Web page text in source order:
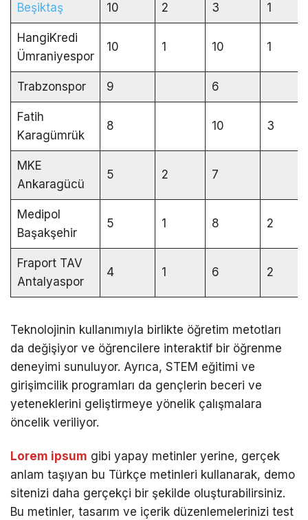
Beşiktaş 10 2 3 1
HangiKredi
Ümraniyespor
10 1 10 1
Trabzonspor 9 6
Fatih
Karagümrük
8 10 3
MKE
Ankaragücü
5 2 7
Medipol
Başakşehir
5 1 8 2
Fraport TAV
Antalyaspor
4 1 6 2
Teknolojinin kullanımıyla birlikte öğretim metotları
da değişiyor ve öğrencilere interaktif bir öğrenme
deneyimi sunuluyor. Ayrıca, STEM eğitimi ve
girişimcilik programları da gençlerin beceri ve
yeteneklerini geliştirmeye yönelik çalışmalara
öncelik veriliyor.
Lorem ipsum gibi yapay metinler yerine, gerçek
anlam taşıyan bu Türkçe metinleri kullanarak, demo
sitenizi daha gerçekçi bir şekilde oluşturabilirsiniz.
Bu metinler, tasarım ve içerik düzenlemelerinizi test